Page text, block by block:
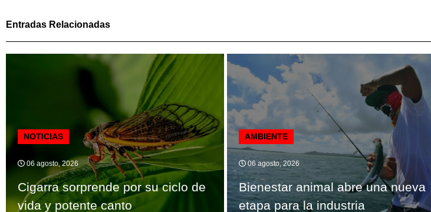
Entradas Relacionadas
NOTICIAS
06 agosto, 2026
Cigarra sorprende por su ciclo de
vida y potente canto
AMBIENTE
06 agosto, 2026
Bienestar animal abre una nueva
etapa para la industria